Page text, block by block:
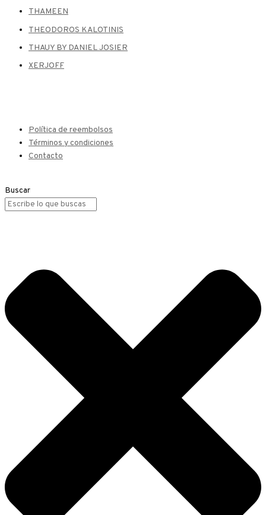
THAMEEN
THEODOROS KALOTINIS
THAUY BY DANIEL JOSIER
XERJOFF
Política de reembolsos
Términos y condiciones
Contacto
Buscar